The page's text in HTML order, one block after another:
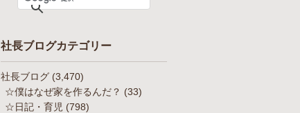
社長ブログカテゴリー
社長ブログ (3,470)
☆僕はなぜ家を作るんだ？ (33)
☆日記・育児 (798)